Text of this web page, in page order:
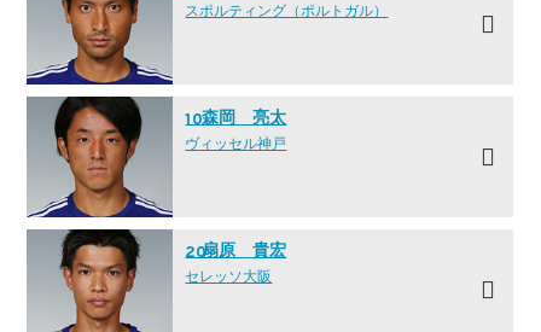
スポルティング（ポルトガル）
10
森岡 亮太
ヴィッセル神戸
20
扇原 貴宏
セレッソ大阪